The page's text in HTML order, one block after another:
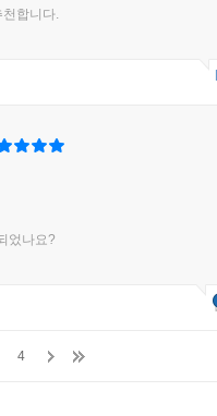
합니다.
었나요?
4